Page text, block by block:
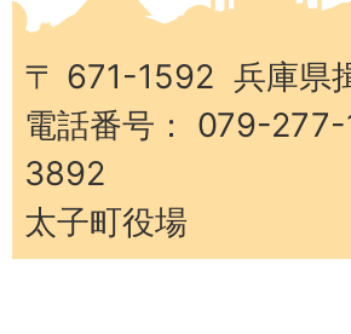
子
町
〒 671-1592 兵庫県
電話番号： 079-
3892
太子町役場